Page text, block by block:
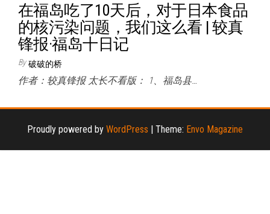
在福岛吃了10天后，对于日本食品
的核污染问题，我们这么看 | 较真
锋报·福岛十日记
By 破破的桥
作者：较真锋报 太长不看版： 1、福岛县…
Proudly powered by WordPress | Theme: Envo Magazine